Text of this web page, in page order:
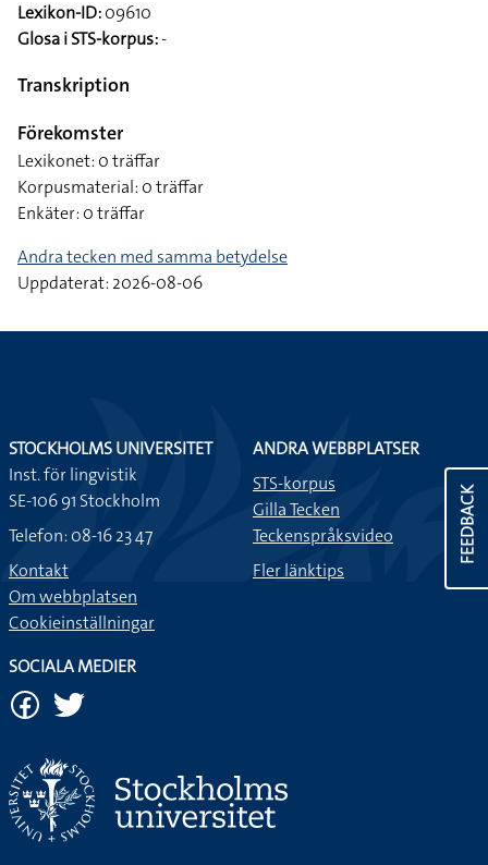
Lexikon-ID:09610
Glosa i STS-korpus:-
Transkription
Förekomster
Lexikonet: 0 träffar
Korpusmaterial: 0 träffar
Enkäter: 0 träffar
Andra tecken med samma betydelse
Uppdaterat: 2026-08-06
FEEDBACK
STOCKHOLMS UNIVERSITET
Inst. för lingvistik
SE-106 91 Stockholm
Telefon: 08-16 23 47
Kontakt
Om webbplatsen
Cookieinställningar
ANDRA WEBBPLATSER
STS-korpus
Gilla Tecken
Teckenspråksvideo
Fler länktips
SOCIALA MEDIER